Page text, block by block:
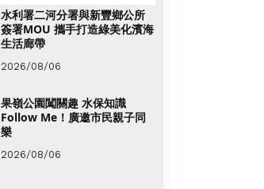
水利署二河分署與新豐鄉公所
簽署MOU 攜手打造綠美化濱海
生活廊帶
2026/08/06
果嶺公園闖關趣 水保知識
Follow Me！廣邀市民親子同
樂
2026/08/06